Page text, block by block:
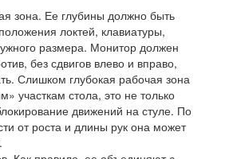
зона. Ее глубины должно быть
локтей, клавиатуры,
размера. Монитор должен
без сдвигов влево и вправо,
Слишком глубокая рабочая зона
участкам стола, это не только
движений на стуле. По
от роста и длины рук она может